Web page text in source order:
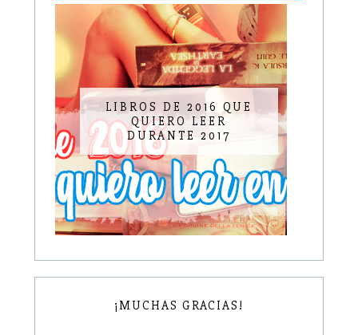
LIBROS DE 2016 QUE
QUIERO LEER
DURANTE 2017
¡MUCHAS GRACIAS!